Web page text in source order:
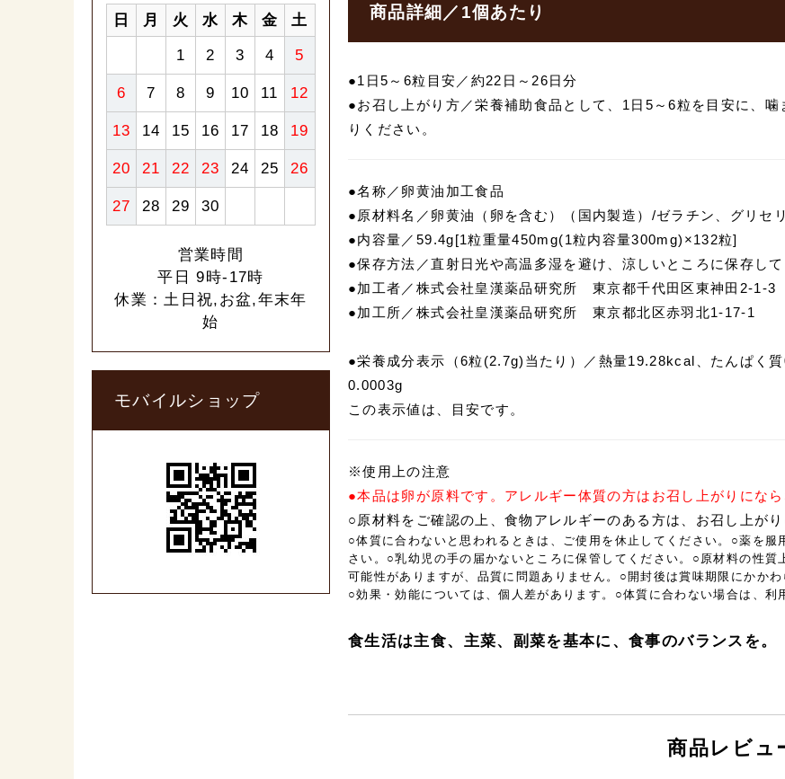
商品詳細／1個あたり
●1日5～6粒目安／約22日～26日分
●お召し上がり方／栄養補助食品として、1日5～6粒を目安に、
りください。
●名称／卵黄油加工食品
●原材料名／卵黄油（卵を含む）（国内製造）/ゼラチン、グリセ
●内容量／59.4g[1粒重量450mg(1粒内容量300mg)×132粒]
●保存方法／直射日光や高温多湿を避け、涼しいところに保存して
●加工者／株式会社皇漢薬品研究所 東京都千代田区東神田2-1-3
●加工所／株式会社皇漢薬品研究所 東京都北区赤羽北1-17-1
●栄養成分表示（6粒(2.7g)当たり）／熱量19.28kcal、たんぱく
0.0003g
この表示値は、目安です。
※使用上の注意
●本品は卵が原料です。アレルギー体質の方はお召し上がりになら
○原材料をご確認の上、食物アレルギーのある方は、お召し上がり
○体質に合わないと思われるときは、ご使用を休止してください。○薬を
さい。○乳幼児の手の届かないところに保管してください。○原材料の性
可能性がありますが、品質に問題ありません。○開封後は賞味期限にかか
○効果・効能については、個人差があります。○体質に合わない場合は、利
食生活は主食、主菜、副菜を基本に、食事のバランスを。
商品レビュ
日 月 火 水 木 金 土
1 2 3 4 5
6 7 8 9 10 11 12
13 14 15 16 17 18 19
20 21 22 23 24 25 26
27 28 29 30
営業時間
平日 9時-17時
休業：土日祝,お盆,年末年
始
モバイルショップ